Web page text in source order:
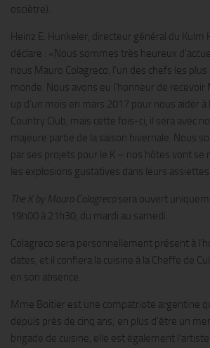
osciètre).
Heinz E. Hunkeler, directeur général du Kulm
déclare : «Nous sommes très heureux
nous Mauro Colagreco, l’un des chefs les
monde. Nous avons eu l’honneur de
up d’un mois en mars 2017 pour nous aider à
Country Club, mais cette fois-ci, il sera avec
majeure partie de la saison hivernale. Nous
par ses projets pour le K – nos hôtes vont se
les explosions gustatives dans leurs assiettes
The K by Mauro Colagreco sera ouvert
19h00 à 21h30, du mardi au samedi.
Colagreco sera personnellement présent à
dates, et il confiera la cuisine à la Cheffe de
en son absence.
Mme Boitier est une compatriote argentine
depuis près de cinq ans; en plus d’être un
brigade de cuisine, elle est également